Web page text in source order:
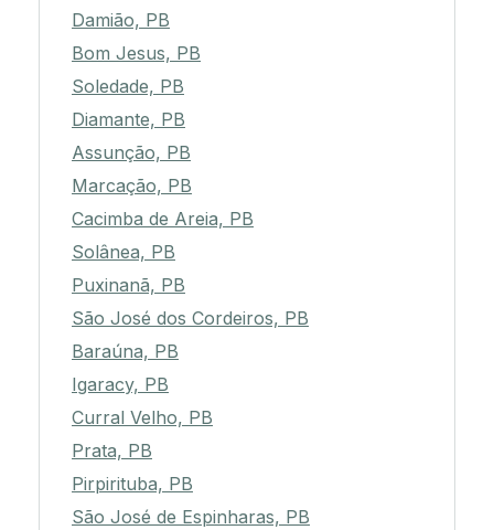
Damião, PB
Bom Jesus, PB
Soledade, PB
Diamante, PB
Assunção, PB
Marcação, PB
Cacimba de Areia, PB
Solânea, PB
Puxinanã, PB
São José dos Cordeiros, PB
Baraúna, PB
Igaracy, PB
Curral Velho, PB
Prata, PB
Pirpirituba, PB
São José de Espinharas, PB